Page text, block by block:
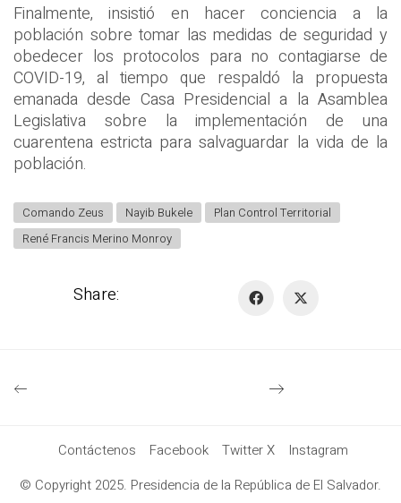
Finalmente, insistió en hacer conciencia a la
población sobre tomar las medidas de seguridad y
obedecer los protocolos para no contagiarse de
COVID-19, al tiempo que respaldó la propuesta
emanada desde Casa Presidencial a la Asamblea
Legislativa sobre la implementación de una
cuarentena estricta para salvaguardar la vida de la
población.
Comando Zeus Nayib Bukele
Plan Control Territorial
René Francis Merino Monroy
Share:
Contáctenos Facebook Twitter X
Instagram
© Copyright 2025. Presidencia de la República de El Salvador.